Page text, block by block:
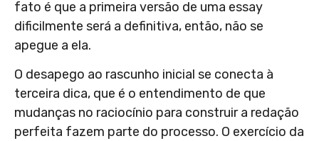
fato é que a primeira versão de uma essay
dificilmente será a definitiva, então, não se
apegue a ela.
O desapego ao rascunho inicial se conecta à
terceira dica, que é o entendimento de que
mudanças no raciocínio para construir a redação
perfeita fazem parte do processo. O exercício da